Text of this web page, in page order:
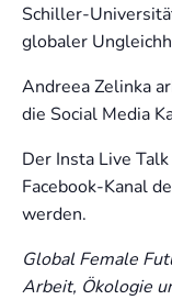
Schiller-
globaler
Andreea Zelinka
die Social Media
Der Insta Live
Facebook-Kanal
werden.
Global Female
Arbeit, Ökologie